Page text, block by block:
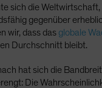
sich die Weltwirtschaft,
gegenüber
wir, dass das globale
Durchschnitt bleibt.
hat sich die
Die